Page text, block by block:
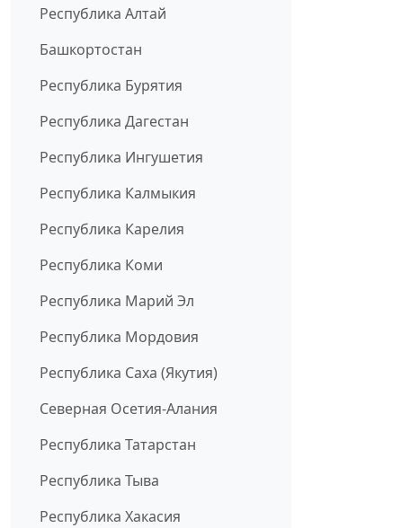
Республика Алтай
Башкортостан
Республика Бурятия
Республика Дагестан
Республика Ингушетия
Республика Калмыкия
Республика Карелия
Республика Коми
Республика Марий Эл
Республика Мордовия
Республика Саха (Якутия)
Северная Осетия-Алания
Республика Татарстан
Республика Тыва
Республика Хакасия